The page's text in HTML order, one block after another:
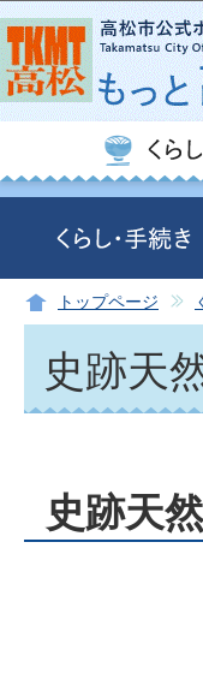
トップページ
史跡天
史跡天